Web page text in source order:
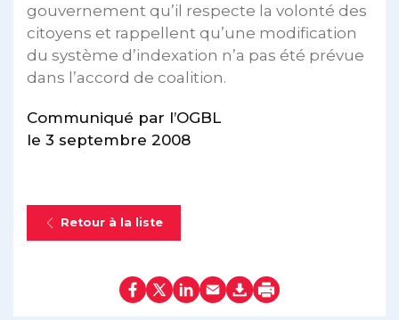
gouvernement qu’il respecte la volonté des
citoyens et rappellent qu’une modification
du système d’indexation n’a pas été prévue
dans l’accord de coalition.
Communiqué par l’OGBL
le 3 septembre 2008
Retour à la liste